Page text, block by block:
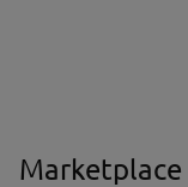
Marketplace